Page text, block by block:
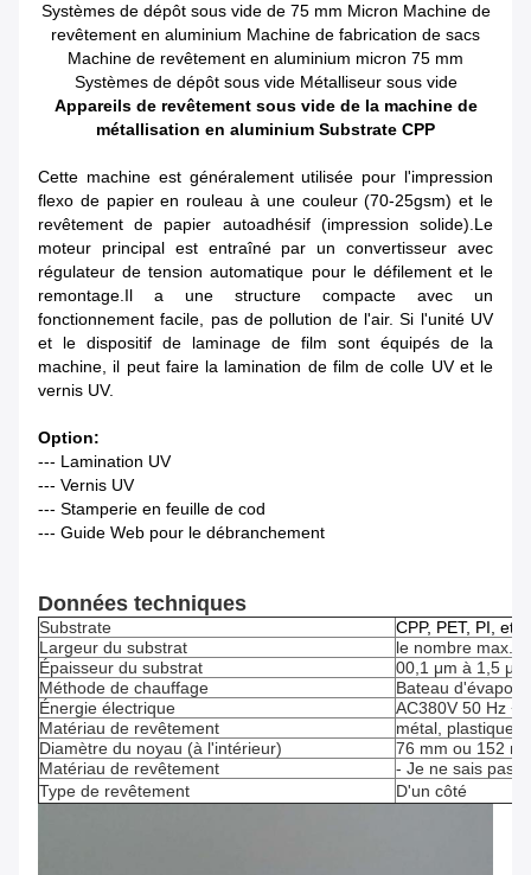
Systèmes de dépôt sous vide de 75 mm Micron Machine de
revêtement en aluminium Machine de fabrication de sacs
Machine de revêtement en aluminium micron 75 mm
Systèmes de dépôt sous vide Métalliseur sous vide
Appareils de revêtement sous vide de la machine de
métallisation en aluminium Substrate CPP
Cette machine est généralement utilisée pour l'impression
flexo de papier en rouleau à une couleur (70-25gsm) et le
revêtement de papier autoadhésif (impression solide).Le
moteur principal est entraîné par un convertisseur avec
régulateur de tension automatique pour le défilement et le
remontage.Il a une structure compacte avec un
fonctionnement facile, pas de pollution de l'air. Si l'unité UV
et le dispositif de laminage de film sont équipés de la
machine, il peut faire la lamination de film de colle UV et le
vernis UV.
Option:
--- Lamination UV
--- Vernis UV
--- Stamperie en feuille de cod
--- Guide Web pour le débranchement
Données techniques
Substrate
CPP, PET, PI, et
Largeur du substrat
le nombre
Épaisseur du substrat
00,1 μm à 1,5 μm
Méthode de chauffage
Bateau
Énergie électrique
AC380V 50 Hz +
Matériau de revêtement
métal, plastique,
Diamètre du noyau (à l'intérieur)
76 mm ou 152
Matériau de revêtement
- Je ne sais pas.
Type de revêtement
D'un côté